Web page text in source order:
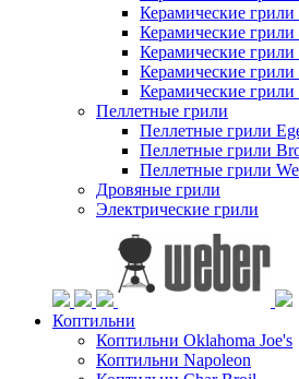
Керамические грили
Керамические грили
Керамические
Керамические
Керамические грили
Пеллетные грили
Пеллетные грили
Пеллетные грили
Пеллетные грили
Дровяные грили
Электрические грили
Коптильни
Коптильни Oklahoma Joe's
Коптильни Napoleon